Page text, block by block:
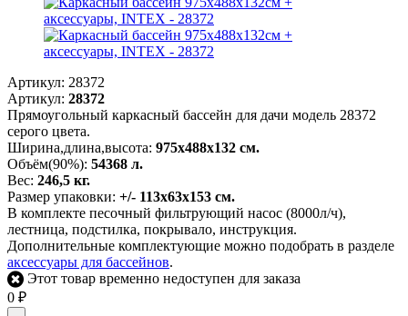
Артикул: 28372
Артикул: 28372
Прямоугольный каркасный бассейн для дачи модель 28372
серого цвета.
Ширина,длина,высота: 975х488х132 см.
Объём(90%): 54368 л.
Вес: 246,5 кг.
Размер упаковки: +/- 113х63х153 см.
В комплекте песочный фильтрующий насос (8000л/ч),
лестница, подстилка, покрывало, инструкция.
Дополнительные комплектующие можно подобрать в разделе
аксессуары для бассейнов.
Этот товар временно недоступен для заказа
0 ₽